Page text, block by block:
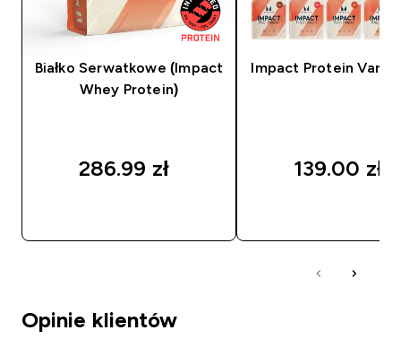
Białko Serwatkowe (Impact
Whey Protein)
286.99 zł‎
Impact Protein
139.00 zł‎
Opinie klientów